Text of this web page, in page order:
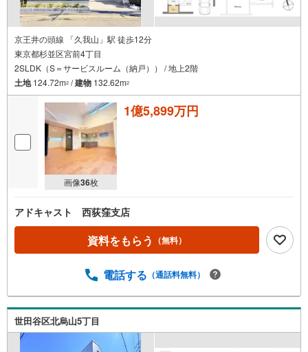
京王井の頭線 「久我山」駅 徒歩12分
東京都杉並区宮前4丁目
2SLDK（S＝サービスルーム（納戸）） / 地上2階
土地124.72m2 /建物 132.62m2
画像36枚
1億5,899万円
アドキャスト 西荻窪支店
資料をもらう （無料）
電話する （通話料無料）
世田谷区北烏山5丁目